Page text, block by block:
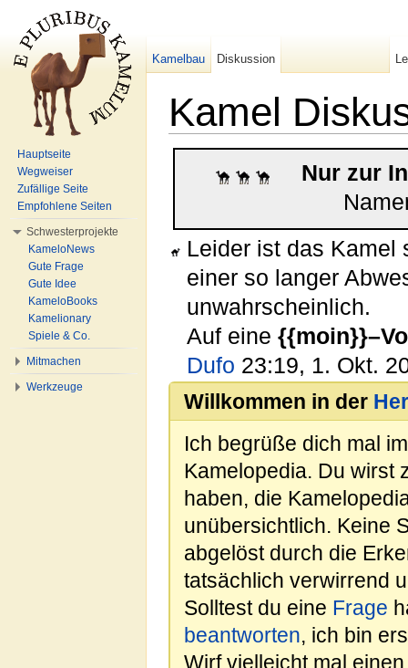
Kamel
Nur zur
Leider ist das Kamel
einer so langer
unwahrscheinlich.
Auf eine
Dufo 23:19, 1. Okt.
Willkommen in der
Ich begrüße dich mal
Kamelopedia. Du wirst
haben, die
unübersichtlich. Keine
abgelöst durch die
tatsächlich verwirrend
Solltest du eine Frage
beantworten, ich bin
Wirf vielleicht mal
Kamelbau Diskussion
Hauptseite
Wegweiser
Zufällige Seite
Empfohlene Seiten
Schwesterprojekte
KameloNews
Gute Frage
Gute Idee
KameloBooks
Kamelionary
Spiele & Co.
Mitmachen
Werkzeuge